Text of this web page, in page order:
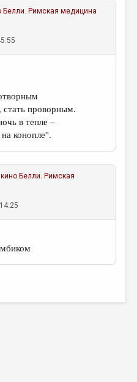
Белли. Римская медицина
проворным.
в тепле –
конопле''.
Белли. Римская